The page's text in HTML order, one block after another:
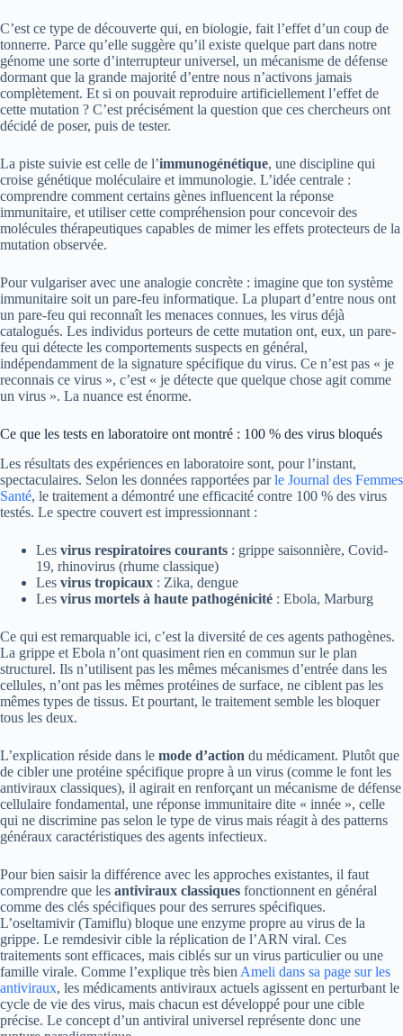
C’est ce type de découverte qui, en biologie, fait l’effet d’un coup de
tonnerre. Parce qu’elle suggère qu’il existe quelque part dans notre
génome une sorte d’interrupteur universel, un mécanisme de défense
dormant que la grande majorité d’entre nous n’activons jamais
complètement. Et si on pouvait reproduire artificiellement l’effet de
cette mutation ? C’est précisément la question que ces chercheurs ont
décidé de poser, puis de tester.
La piste suivie est celle de l’immunogénétique, une discipline qui
croise génétique moléculaire et immunologie. L’idée centrale :
comprendre comment certains gènes influencent la réponse
immunitaire, et utiliser cette compréhension pour concevoir des
molécules thérapeutiques capables de mimer les effets protecteurs de la
mutation observée.
Pour vulgariser avec une analogie concrète : imagine que ton système
immunitaire soit un pare-feu informatique. La plupart d’entre nous ont
un pare-feu qui reconnaît les menaces connues, les virus déjà
catalogués. Les individus porteurs de cette mutation ont, eux, un pare-
feu qui détecte les comportements suspects en général,
indépendamment de la signature spécifique du virus. Ce n’est pas « je
reconnais ce virus », c’est « je détecte que quelque chose agit comme
un virus ». La nuance est énorme.
Ce que les tests en laboratoire ont montré : 100 % des virus bloqués
Les résultats des expériences en laboratoire sont, pour l’instant,
spectaculaires. Selon les données rapportées parle Journal des Femmes
Santé, le traitement a démontré une efficacité contre 100 % des virus
testés. Le spectre couvert est impressionnant :
Les virus respiratoires courants : grippe saisonnière, Covid-
19, rhinovirus (rhume classique)
Les virus tropicaux : Zika, dengue
Les virus mortels à haute pathogénicité : Ebola, Marburg
Ce qui est remarquable ici, c’est la diversité de ces agents pathogènes.
La grippe et Ebola n’ont quasiment rien en commun sur le plan
structurel. Ils n’utilisent pas les mêmes mécanismes d’entrée dans les
cellules, n’ont pas les mêmes protéines de surface, ne ciblent pas les
mêmes types de tissus. Et pourtant, le traitement semble les bloquer
tous les deux.
L’explication réside dans le mode d’action du médicament. Plutôt que
de cibler une protéine spécifique propre à un virus (comme le font les
antiviraux classiques), il agirait en renforçant un mécanisme de défense
cellulaire fondamental, une réponse immunitaire dite « innée », celle
qui ne discrimine pas selon le type de virus mais réagit à des patterns
généraux caractéristiques des agents infectieux.
Pour bien saisir la différence avec les approches existantes, il faut
comprendre que les antiviraux classiques fonctionnent en général
comme des clés spécifiques pour des serrures spécifiques.
L’oseltamivir (Tamiflu) bloque une enzyme propre au virus de la
grippe. Le remdesivir cible la réplication de l’ARN viral. Ces
traitements sont efficaces, mais ciblés sur un virus particulier ou une
famille virale. Comme l’explique très bien Ameli dans sa page sur les
antiviraux, les médicaments antiviraux actuels agissent en perturbant le
cycle de vie des virus, mais chacun est développé pour une cible
précise. Le concept d’un antiviral universel représente donc une